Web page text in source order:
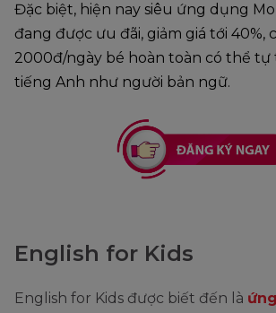
Đặc biệt, hiện nay siêu ứng dụng
đang được ưu đãi, giảm giá tới 40%,
2000đ/ngày bé hoàn toàn có thể tự
tiếng Anh như người bản ngữ.
English for Kids
English for Kids được biết đến là